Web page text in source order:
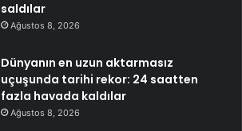
saldılar
Ağustos 8, 2026
Dünyanın en uzun aktarmasız
uçuşunda tarihi rekor: 24 saatten
fazla havada kaldılar
Ağustos 8, 2026